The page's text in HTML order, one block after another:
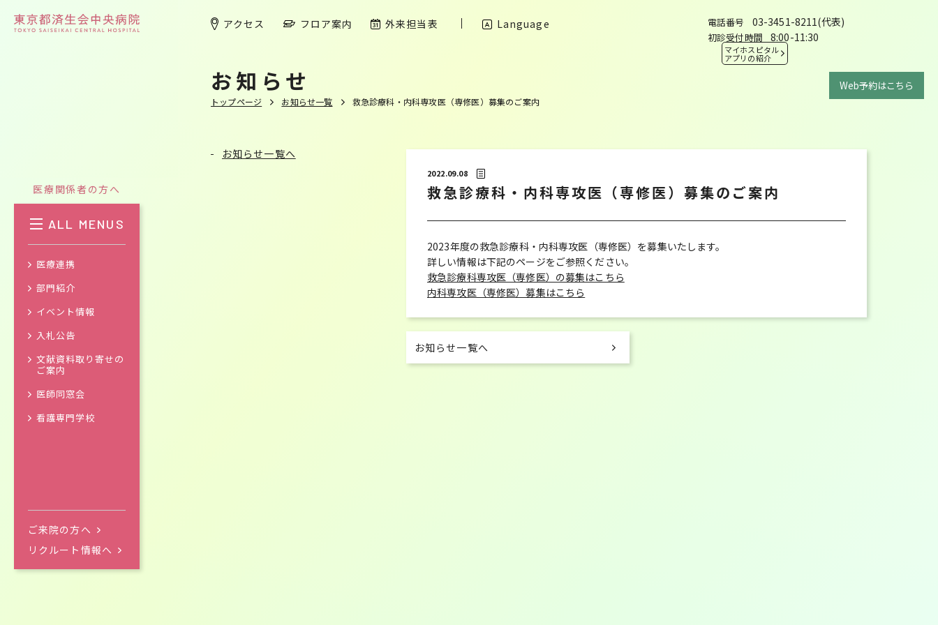
お知らせ
トップページ お知らせ一覧 救急診療科・内科専攻医（専修医）募集のご案内
お知らせ一覧へ
2022.09.08
救急診療科・内科専攻医（専修医）募集のご案内
2023年度の救急診療科・内科専攻医（専修医）を募集いたします。
詳しい情報は下記のページをご参照ください。
救急診療科専攻医（専修医）の募集はこちら
内科専攻医（専修医）募集はこちら
お知らせ一覧へ
アクセス フロア案内 外来担当表 Language 電話番号 03-3451-8211(代表)
初診受付時間 8:00-11:30
マイホスピタル
アプリの紹介
Web予約はこちら
医療関係者の方へ
ALL MENUS
医療連携
部門紹介
イベント情報
入札公告
文献資料取り寄せの
ご案内
医師同窓会
看護専門学校
ご来院の方へ
リクルート情報へ